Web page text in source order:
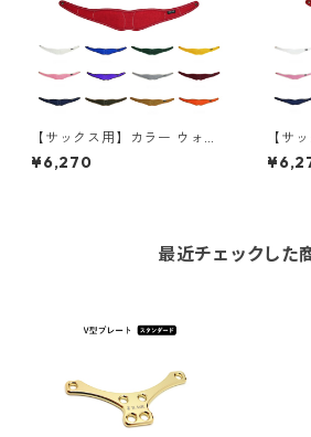
【サックス用】カラー ウォッ
シャブルパッド（スタンダー
ド）【全13色】
¥6,270
【サ
シャ
【全13
最近チェックした